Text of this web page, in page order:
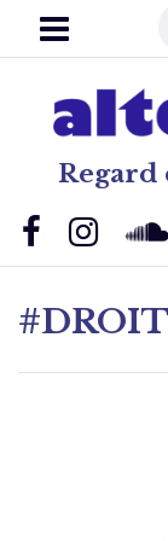
Regard